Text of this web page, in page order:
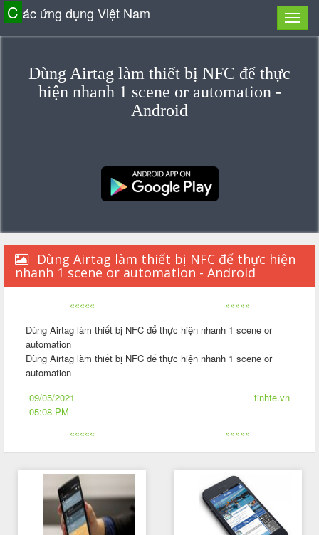
C ác ứng dụng Việt Nam
Dùng Airtag làm thiết bị NFC để thực
hiện nhanh 1 scene or automation -
Android
Dùng Airtag làm thiết bị NFC để thực hiện
nhanh 1 scene or automation - Android
«««««
»»»»»
Dùng Airtag làm thiết bị NFC để thực hiện nhanh 1 scene or
automation
Dùng Airtag làm thiết bị NFC để thực hiện nhanh 1 scene or
automation
09/05/2021
05:08 PM
tinhte.vn
««««« »»»»»